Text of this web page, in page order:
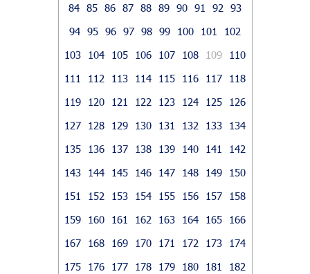
84 85 86 87 88 89 90 91 92
93
94 95 96 97 98 99 100 101
102
103
104 105 106 107 108 109
110
111
112 113 114 115 116 117
118
119
120 121 122 123 124 125
126
127
128 129 130 131 132 133
134
135
136 137 138 139 140 141
142
143
144 145 146 147 148 149
150
151
152 153 154 155 156 157
158
159
160 161 162 163 164 165
166
167
168 169 170 171 172 173
174
175
176 177 178 179 180 181
182